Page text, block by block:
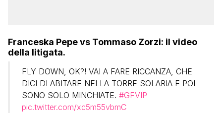
Franceska Pepe vs Tommaso Zorzi: il video
della litigata.
FLY DOWN, OK?! VAI A FARE RICCANZA, CHE
DICI DI ABITARE NELLA TORRE SOLARIA E POI
SONO SOLO MINCHIATE. #GFVIP
pic.twitter.com/xc5m55vbmC